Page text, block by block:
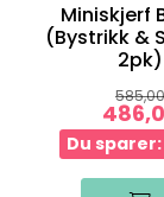
Miniskjerf
(Bystrikk &
2pk)
585,00
Du